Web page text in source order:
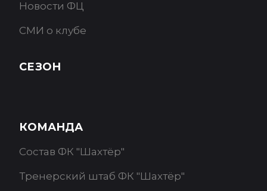
Новости ФЦ
СМИ о клубе
СЕЗОН
КОМАНДА
Состав ФК "Шахтёр"
Тренерский штаб ФК "Шахтёр"